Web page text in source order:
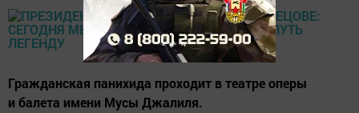
Гражданская панихида проходит в театре оперы
и балета имени Мусы Джалиля.